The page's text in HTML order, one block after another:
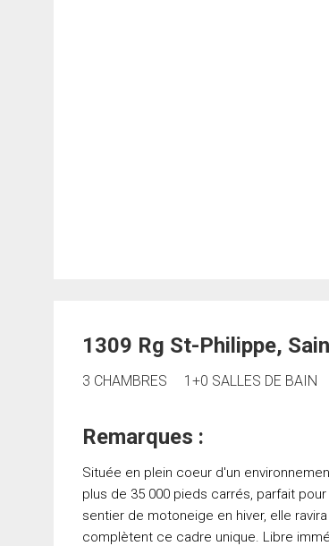
1309 Rg St-Philippe,
3 CHAMBRES 1+0 SALLES DE BAIN
Remarques :
Située en plein coeur d'un
plus de 35 000 pieds carrés, parfait
sentier de motoneige en hiver, elle
complètent ce cadre unique. Libre